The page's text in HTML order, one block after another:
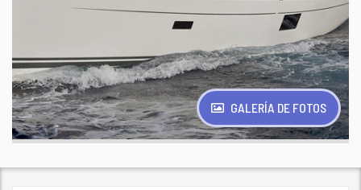
GALERÍA DE FOTOS